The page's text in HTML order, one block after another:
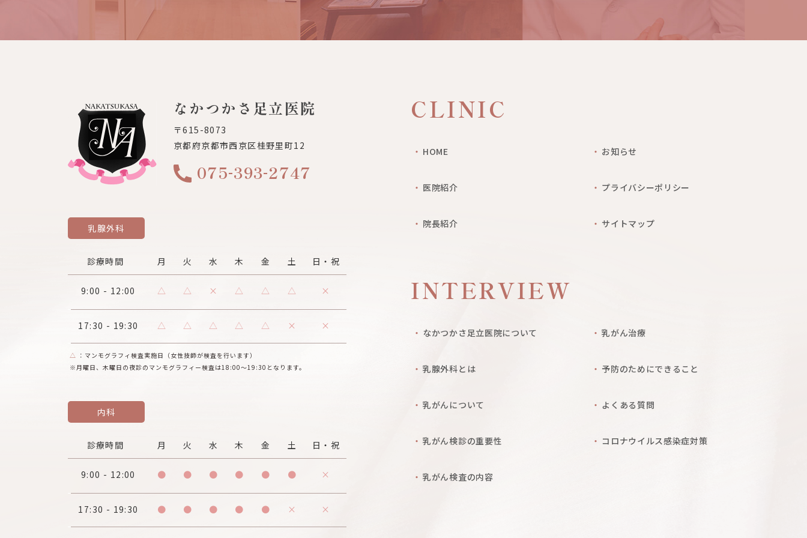
なかつかさ足立医院
〒615-8073
京都府京都市西京区桂野里町12
075-393-2747
乳腺外科
診療時間 月 火 水 木 金 土 日・祝
9:00 - 12:00 △ △ × △ △ △ ×
17:30 - 19:30 △ △ △ △ △ × ×
△ ：マンモグラフィ検査実施日（女性技師が検査を行います）
※月曜日、木曜日の夜診のマンモグラフィー検査は18:00～19:30となります。
内科
診療時間 月 火 水 木 金 土 日・祝
9:00 - 12:00 ● ● ● ● ● ● ×
17:30 - 19:30 ● ● ● ● ● × ×
CLINIC
HOME
医院紹介
院長紹介
お知らせ
プライバシーポリシー
サイトマップ
INTERVIEW
なかつかさ足立医院について
乳腺外科とは
乳がんについて
乳がん検診の重要性
乳がん検査の内容
乳がん治療
予防のためにできること
よくある質問
コロナウイルス感染症対策